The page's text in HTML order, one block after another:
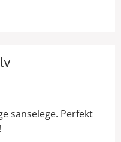
sanselege. Perfekt